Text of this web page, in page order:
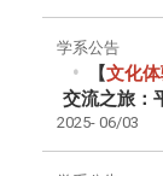
学系公告
【文化
交流之旅：
2025- 06/03